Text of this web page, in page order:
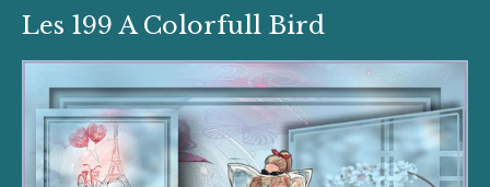
Les 199 A Colorfull Bird